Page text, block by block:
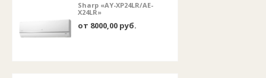
Sharp «AY-XP24LR/AE-
X24LR»
от 8000,00 руб.